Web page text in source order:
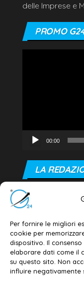
Per fornire le migliori
cookie per
dispositivo. Il
elaborare dati come il
su questo sito. Non
influire negativamente
delle Imprese e
PROMO
00:00
LA
Editore e
Dott. Daniele G.
Email:
Contatti –
Privacy policy –